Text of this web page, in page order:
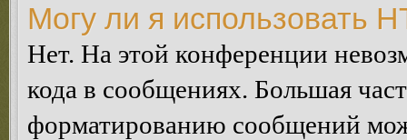
Могу ли я использовать
Нет. На этой конференции
кода в сообщениях. Большая
форматированию сообщений